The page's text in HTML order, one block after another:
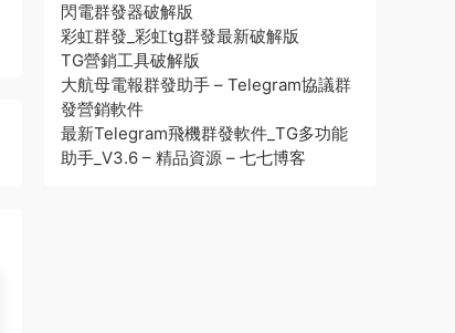
閃電群發器破解版
彩虹群發_彩虹tg群發最新破解版
TG營銷工具破解版
大航母電報群發助手 – Telegram協議群
發營銷軟件
最新Telegram飛機群發軟件_TG多功能
助手_V3.6 – 精品資源 – 七七博客